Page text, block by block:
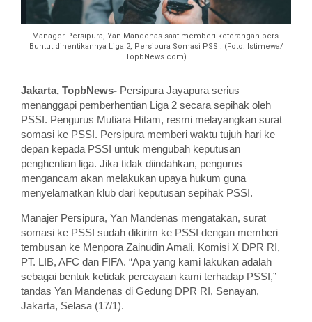
Manager Persipura, Yan Mandenas saat memberi keterangan pers.
Buntut dihentikannya Liga 2, Persipura Somasi PSSI. (Foto: Istimewa/
TopbNews.com)
Jakarta, TopbNews- Persipura Jayapura serius
menanggapi pemberhentian Liga 2 secara sepihak oleh
PSSI. Pengurus Mutiara Hitam, resmi melayangkan surat
somasi ke PSSI. Persipura memberi waktu tujuh hari ke
depan kepada PSSI untuk mengubah keputusan
penghentian liga. Jika tidak diindahkan, pengurus
mengancam akan melakukan upaya hukum guna
menyelamatkan klub dari keputusan sepihak PSSI.
Manajer Persipura, Yan Mandenas mengatakan, surat
somasi ke PSSI sudah dikirim ke PSSI dengan memberi
tembusan ke Menpora Zainudin Amali, Komisi X DPR RI,
PT. LIB, AFC dan FIFA. “Apa yang kami lakukan adalah
sebagai bentuk ketidak percayaan kami terhadap PSSI,”
tandas Yan Mandenas di Gedung DPR RI, Senayan,
Jakarta, Selasa (17/1).